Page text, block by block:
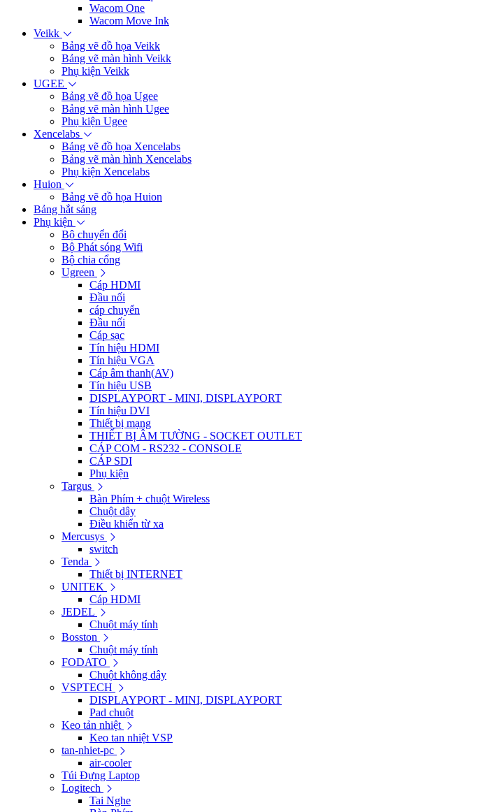
Wacom One
Wacom Move Ink
Veikk
Bảng vẽ đồ họa Veikk
Bảng vẽ màn hình Veikk
Phụ kiện Veikk
UGEE
Bảng vẽ đồ họa Ugee
Bảng vẽ màn hình Ugee
Phụ kiện Ugee
Xencelabs
Bảng vẽ đồ họa Xencelabs
Bảng vẽ màn hình Xencelabs
Phụ kiện Xencelabs
Huion
Bảng vẽ đồ họa Huion
Bảng hắt sáng
Phụ kiện
Bộ chuyển đổi
Bộ Phát sóng Wifi
Bộ chia cổng
Ugreen
Cáp HDMI
Đầu nối
cáp chuyển
Đầu nối
Cáp sạc
Tín hiệu HDMI
Tín hiệu VGA
Cáp âm thanh(AV)
Tín hiệu USB
DISPLAYPORT - MINI, DISPLAYPORT
Tín hiệu DVI
Thiết bị mạng
THIẾT BỊ ÂM TƯỜNG - SOCKET OUTLET
CÁP COM - RS232 - CONSOLE
CÁP SDI
Phụ kiện
Targus
Bàn Phím + chuột Wireless
Chuột dây
Điều khiển từ xa
Mercusys
switch
Tenda
Thiết bị INTERNET
UNITEK
Cáp HDMI
JEDEL
Chuột máy tính
Bosston
Chuột máy tính
FODATO
Chuột không dây
VSPTECH
DISPLAYPORT - MINI, DISPLAYPORT
Pad chuột
Keo tản nhiệt
Keo tan nhiệt VSP
tan-nhiet-pc
air-cooler
Túi Đựng Laptop
Logitech
Tai Nghe